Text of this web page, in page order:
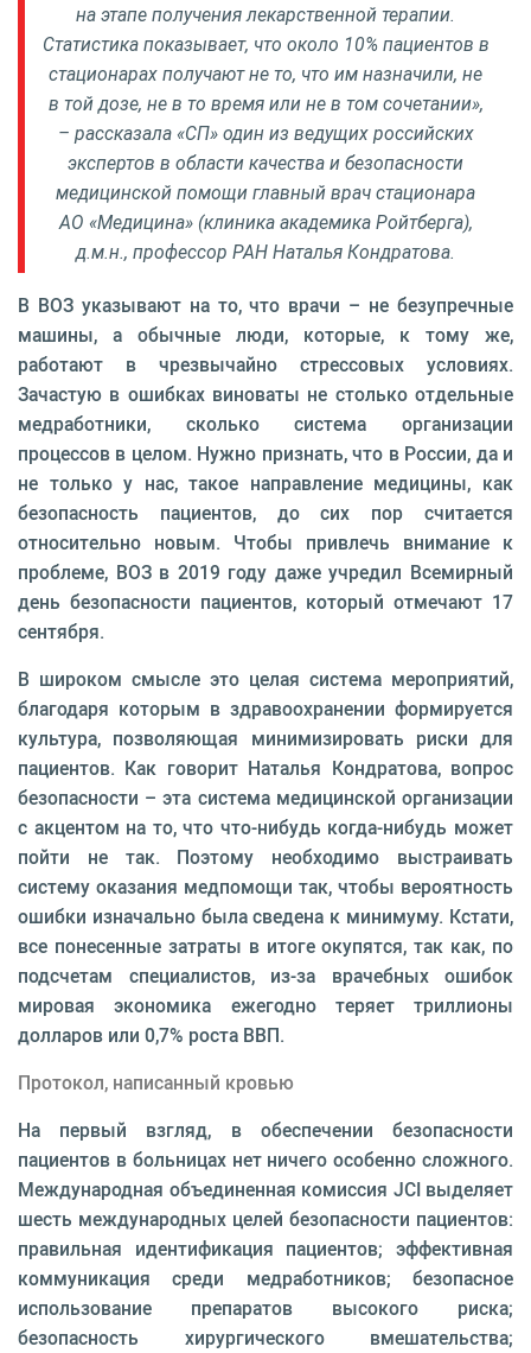
на этапе получения лекарственной терапии.
Статистика показывает, что около 10% пациентов в
стационарах получают не то, что им назначили, не
в той дозе, не в то время или не в том сочетании»,
– рассказала «СП» один из ведущих российских
экспертов в области качества и безопасности
медицинской помощи главный врач стационара
АО «Медицина» (клиника академика Ройтберга),
д.м.н., профессор РАН Наталья Кондратова.
В ВОЗ указывают на то, что врачи – не безупречные
машины, а обычные люди, которые, к тому же,
работают в чрезвычайно стрессовых условиях.
Зачастую в ошибках виноваты не столько отдельные
медработники, сколько система организации
процессов в целом. Нужно признать, что в России, да и
не только у нас, такое направление медицины, как
безопасность пациентов, до сих пор считается
относительно новым. Чтобы привлечь внимание к
проблеме, ВОЗ в 2019 году даже учредил Всемирный
день безопасности пациентов, который отмечают 17
сентября.
В широком смысле это целая система мероприятий,
благодаря которым в здравоохранении формируется
культура, позволяющая минимизировать риски для
пациентов. Как говорит Наталья Кондратова, вопрос
безопасности – эта система медицинской организации
с акцентом на то, что что-нибудь когда-нибудь может
пойти не так. Поэтому необходимо выстраивать
систему оказания медпомощи так, чтобы вероятность
ошибки изначально была сведена к минимуму. Кстати,
все понесенные затраты в итоге окупятся, так как, по
подсчетам специалистов, из-за врачебных ошибок
мировая экономика ежегодно теряет триллионы
долларов или 0,7% роста ВВП.
Протокол, написанный кровью
На первый взгляд, в обеспечении безопасности
пациентов в больницах нет ничего особенно сложного.
Международная объединенная комиссия JCI выделяет
шесть международных целей безопасности пациентов:
правильная идентификация пациентов; эффективная
коммуникация среди медработников; безопасное
использование препаратов высокого риска;
безопасность хирургического вмешательства;